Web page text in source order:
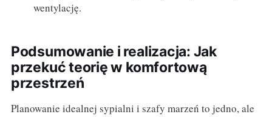
wentylację.
Podsumowanie i realizacja: Jak
przekuć teorię w komfortową
przestrzeń
Planowanie idealnej sypialni i szafy marzeń to jedno, ale